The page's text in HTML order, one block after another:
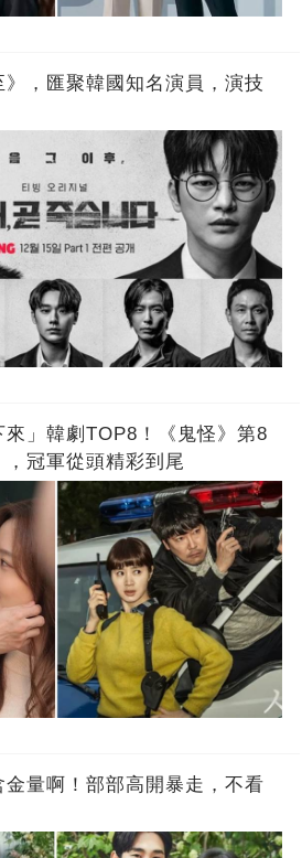
，匯聚韓國知名演員，演技
」韓劇TOP8！《鬼怪》第8
冠軍從頭精彩到尾
量啊！部部高開暴走，不看